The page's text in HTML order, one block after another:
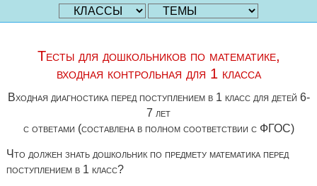
Тесты для дошкольников по математике,
входная контрольная для 1 класса
Входная диагностика перед поступлением в 1 класс для детей 6-
7 лет
с ответами (составлена в полном соответствии с ФГОС)
Что должен знать дошкольник по предмету математика перед
поступлением в 1 класс?